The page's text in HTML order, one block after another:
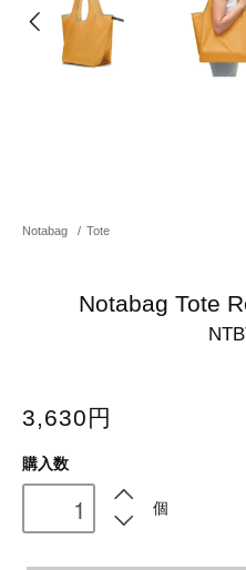
Notabag / Tote
Notabag Tote
3,630円
購入数
個